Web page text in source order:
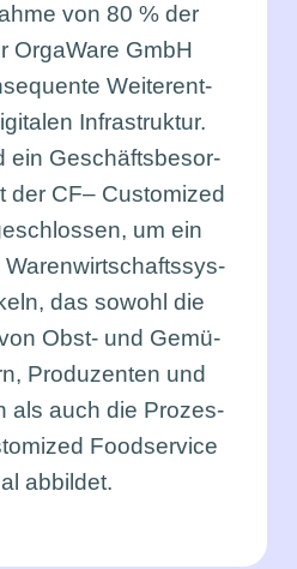
von 80 % der
Orga­Wa­re GmbH
Wei­ter­ent­
Infra­struk­tur.
ein Geschäfts­be­sor­
der CF– Cus­to­mi­zed
um ein
Waren­wirt­schafts­sys­
das sowohl die
Obst- und Gemü­
Pro­du­zen­ten und
als auch die Pro­zes­
Food­ser­vice
abbil­det.